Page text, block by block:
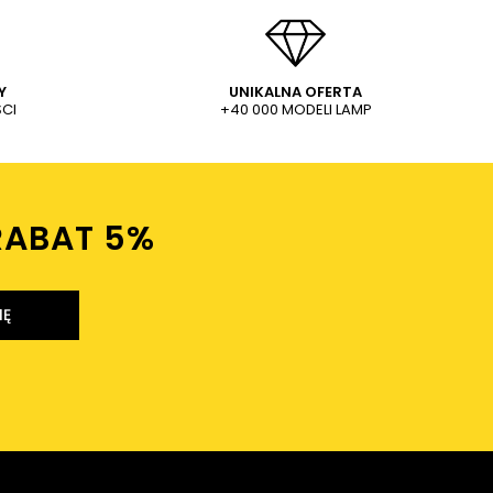
UNIKALNA OFERTA
+40 000 MODELI LAMP
5%ㅤ